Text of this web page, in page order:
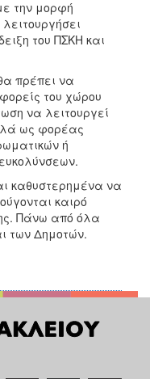
την μορφή
του ΠΣΚΗ και
πρέπει να
του χώρου
να λειτουργεί
ως φορέας
ή
καθυστερημένα να
καιρό
Πάνω από όλα
των Δημοτών.